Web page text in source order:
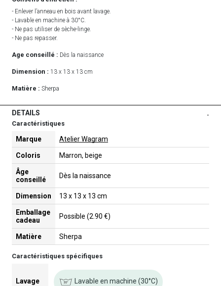
- Enlever l’anneau en bois avant lavage.
- Lavable en machine à 30°C.
- Ne pas utiliser de sèche-linge.
- Ne pas repasser.
Age conseillé : Dès la naissance
Dimension : 13 x 13 x 13 cm
Matière : Sherpa
DETAILS -
Caractéristiques
Marque Atelier Wagram
Coloris Marron, beige
Âge
conseillé
Dès la naissance
Dimension 13 x 13 x 13 cm
Emballage
cadeau
Possible (2.90 €)
Matière Sherpa
Caractéristiques spécifiques
Lavage Lavable en machine (30°C)